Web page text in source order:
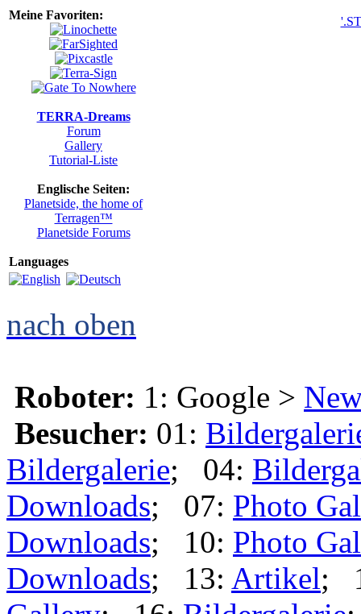
Meine Favoriten:
TERRA-Dreams
Forum
Gallery
Englische Seiten:
Planetside, the home of
Terragen™
Languages
nach oben
Roboter: 1: Google >
Besucher: 01:
Bildergalerie; 04:
Downloads; 07: Photo
Downloads; 10: Photo
Downloads; 13: Artikel;